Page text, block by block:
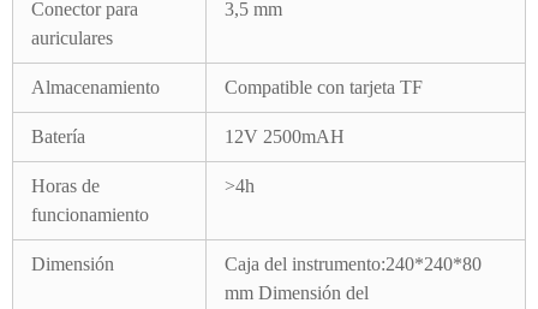
Conector para
auriculares
3,5 mm
Almacenamiento Compatible con tarjeta TF
Batería 12V 2500mAH
Horas de
funcionamiento
>4h
Dimensión
Caja del instrumento:240*240*80
mm Dimensión del